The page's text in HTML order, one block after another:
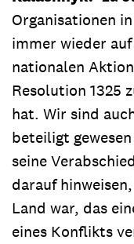
Organisationen
immer wieder
nationalen
Resolution 1325
hat. Wir sind
beteiligt
seine
darauf
Land war, das
eines Konflikts